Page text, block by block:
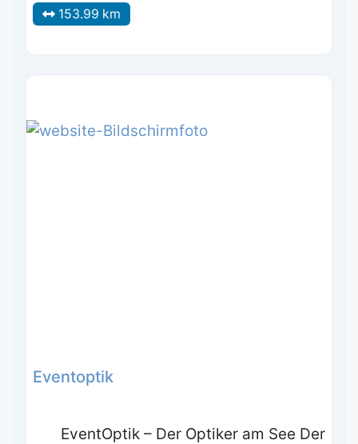
153.99 km
Eventoptik
EventOptik – Der Optiker am See Der